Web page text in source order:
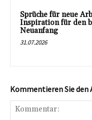
Sprüche für neue
Inspiration für den
Neuanfang
31.07.2026
Kommentieren Sie den